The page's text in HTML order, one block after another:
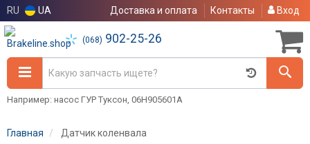
RU UA Доставка и оплата Контакты Вход
(068) 902-25-26
Например: насос ГУР Туксон, 06H905601A
Главная Датчик коленвала